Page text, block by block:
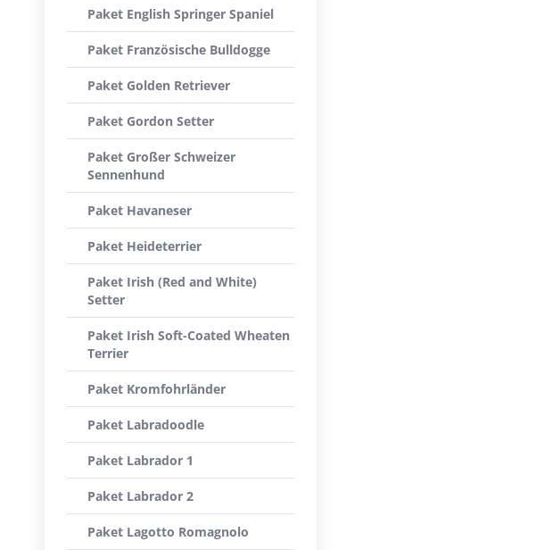
Paket English Springer Spaniel
Paket Französische Bulldogge
Paket Golden Retriever
Paket Gordon Setter
Paket Großer Schweizer
Sennenhund
Paket Havaneser
Paket Heideterrier
Paket Irish (Red and White)
Setter
Paket Irish Soft-Coated Wheaten
Terrier
Paket Kromfohrländer
Paket Labradoodle
Paket Labrador 1
Paket Labrador 2
Paket Lagotto Romagnolo